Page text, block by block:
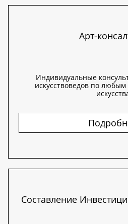
Арт-
Индивидуальные
искусствоведов по
Составление